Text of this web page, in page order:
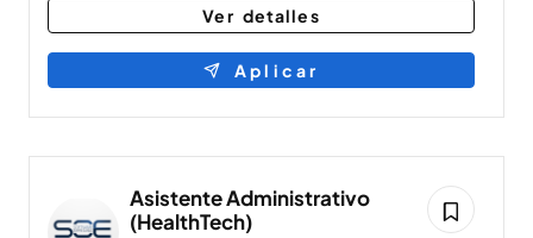
Ver detalles
Aplicar
Asistente Administrativo
(HealthTech)